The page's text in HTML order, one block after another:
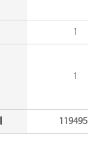
1
1